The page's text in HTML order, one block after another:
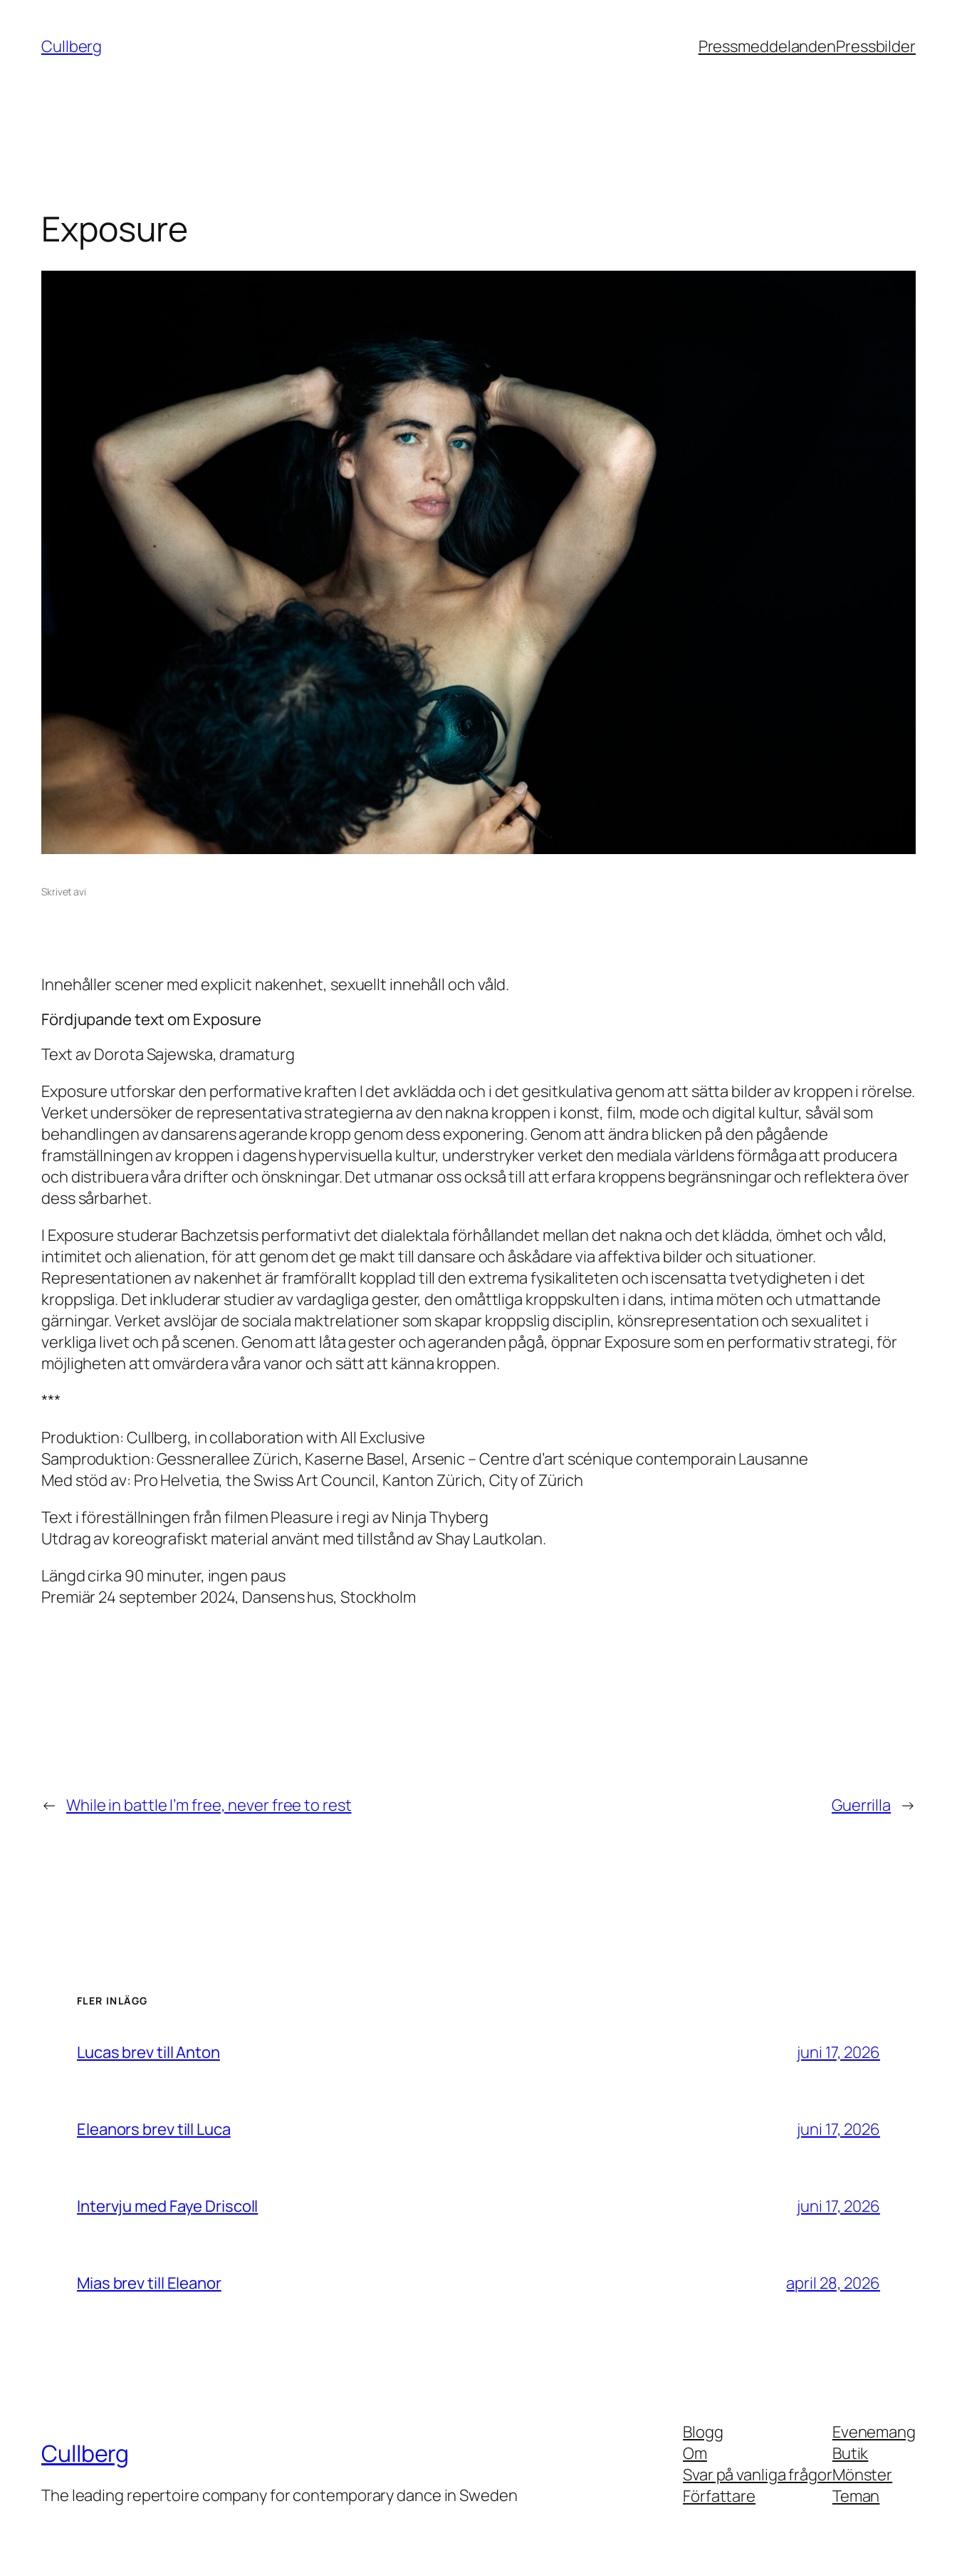
innehåll
Cullberg PressmeddelandenPressbilder
Exposure
Skrivet avi
Innehåller scener med explicit nakenhet, sexuellt innehåll och våld.
Fördjupande text om Exposure
Text av Dorota Sajewska, dramaturg
Exposure utforskar den performative kraften I det avklädda och i det gesitkulativa genom att sätta bilder av kroppen i rörelse.
Verket undersöker de representativa strategierna av den nakna kroppen i konst, film, mode och digital kultur, såväl som
behandlingen av dansarens agerande kropp genom dess exponering. Genom att ändra blicken på den pågående
framställningen av kroppen i dagens hypervisuella kultur, understryker verket den mediala världens förmåga att producera
och distribuera våra drifter och önskningar. Det utmanar oss också till att erfara kroppens begränsningar och reflektera över
dess sårbarhet.
I Exposure studerar Bachzetsis performativt det dialektala förhållandet mellan det nakna och det klädda, ömhet och våld,
intimitet och alienation, för att genom det ge makt till dansare och åskådare via affektiva bilder och situationer.
Representationen av nakenhet är framförallt kopplad till den extrema fysikaliteten och iscensatta tvetydigheten i det
kroppsliga. Det inkluderar studier av vardagliga gester, den omåttliga kroppskulten i dans, intima möten och utmattande
gärningar. Verket avslöjar de sociala maktrelationer som skapar kroppslig disciplin, könsrepresentation och sexualitet i
verkliga livet och på scenen. Genom att låta gester och ageranden pågå, öppnar Exposure som en performativ strategi, för
möjligheten att omvärdera våra vanor och sätt att känna kroppen.
***
Produktion: Cullberg, in collaboration with All Exclusive
Samproduktion: Gessnerallee Zürich, Kaserne Basel, Arsenic – Centre d’art scénique contemporain Lausanne
Med stöd av: Pro Helvetia, the Swiss Art Council, Kanton Zürich, City of Zürich
Text i föreställningen från filmen Pleasure i regi av Ninja Thyberg
Utdrag av koreografiskt material använt med tillstånd av Shay Lautkolan.
Längd cirka 90 minuter, ingen paus
Premiär 24 september 2024, Dansens hus, Stockholm
← While in battle I’m free, never free to rest Guerrilla →
FLER INLÄGG
Lucas brev till Anton juni 17, 2026
Eleanors brev till Luca juni 17, 2026
Intervju med Faye Driscoll juni 17, 2026
Mias brev till Eleanor april 28, 2026
Cullberg
The leading repertoire company for contemporary dance in Sweden
Blogg
Om
Svar på vanliga frågor
Författare
Evenemang
Butik
Mönster
Teman